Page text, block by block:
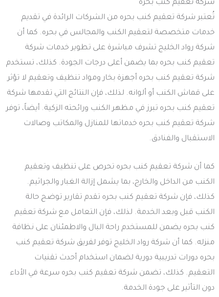
شركة تعقيم كنب بحره
تُعتبر شركة تعقيم كنب بحره من الشركات الرائدة في تقديم
خدمات متخصصة لتعقيم الكنب والمجالس في بحره. كما أن
شركة رواد الخليج تشرف مباشرة على تطوير خدمات شركة
تعقيم كنب بحره بما يضمن أعلى درجات الجودة. كذلك، تستخدم
شركة تعقيم كنب بحره أجهزة بخار ومواد تنظيف وتعقيم لا تؤثر
على قماش الكنب أو ألوانه. لذلك، فإن النتائج التي تقدمها شركة
تعقيم كنب بحره تبرز في مظهر الكنب ورائحته الزكية. أيضاً، توفر
شركة تعقيم كنب بحره خدماتها للمنازل والمكاتب وصالات
الاستقبال والفنادق.
كما أن شركة تعقيم كنب بحره تحرص على تنظيف وتعقيم
الكنب من الداخل والخارج، بما يشمل إزالة الغبار والجراثيم.
كذلك، فإن شركة تعقيم كنب بحره تقدم تقارير توضح حالة
الكنب قبل وبعد الخدمة. لذلك، فإن التعامل مع شركة تعقيم
كنب بحره يضمن للمستخدم راحة البال والاطمئنان على نظافة
منزله. كما أن شركة رواد الخليج توفر لفريق شركة تعقيم كنب
بحره دورات تدريبية دورية لضمان استخدام أحدث تقنيات
التعقيم. كذلك، تضمن شركة تعقيم كنب بحره سرعة في الأداء
دون التأثير على جودة الخدمة.